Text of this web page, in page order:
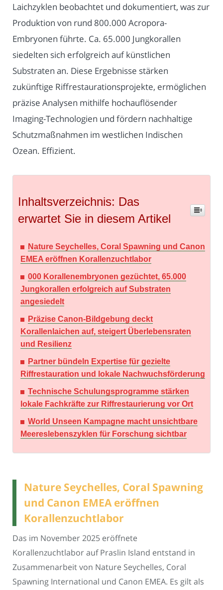
Laichzyklen beobachtet und dokumentiert, was zur
Produktion von rund 800.000 Acropora-
Embryonen führte. Ca. 65.000 Jungkorallen
siedelten sich erfolgreich auf künstlichen
Substraten an. Diese Ergebnisse stärken
zukünftige Riffrestaurationsprojekte, ermöglichen
präzise Analysen mithilfe hochauflösender
Imaging-Technologien und fördern nachhaltige
Schutzmaßnahmen im westlichen Indischen
Ozean. Effizient.
Inhaltsverzeichnis: Das
erwartet Sie in diesem Artikel
Nature Seychelles, Coral Spawning und Canon
EMEA eröffnen Korallenzuchtlabor
000 Korallenembryonen gezüchtet, 65.000
Jungkorallen erfolgreich auf Substraten
angesiedelt
Präzise Canon-Bildgebung deckt
Korallenlaichen auf, steigert Überlebensraten
und Resilienz
Partner bündeln Expertise für gezielte
Riffrestauration und lokale Nachwuchsförderung
Technische Schulungsprogramme stärken
lokale Fachkräfte zur Riffrestaurierung vor Ort
World Unseen Kampagne macht unsichtbare
Meereslebenszyklen für Forschung sichtbar
Nature Seychelles, Coral Spawning
und Canon EMEA eröffnen
Korallenzuchtlabor
Das im November 2025 eröffnete
Korallenzuchtlabor auf Praslin Island entstand in
Zusammenarbeit von Nature Seychelles, Coral
Spawning International und Canon EMEA. Es gilt als